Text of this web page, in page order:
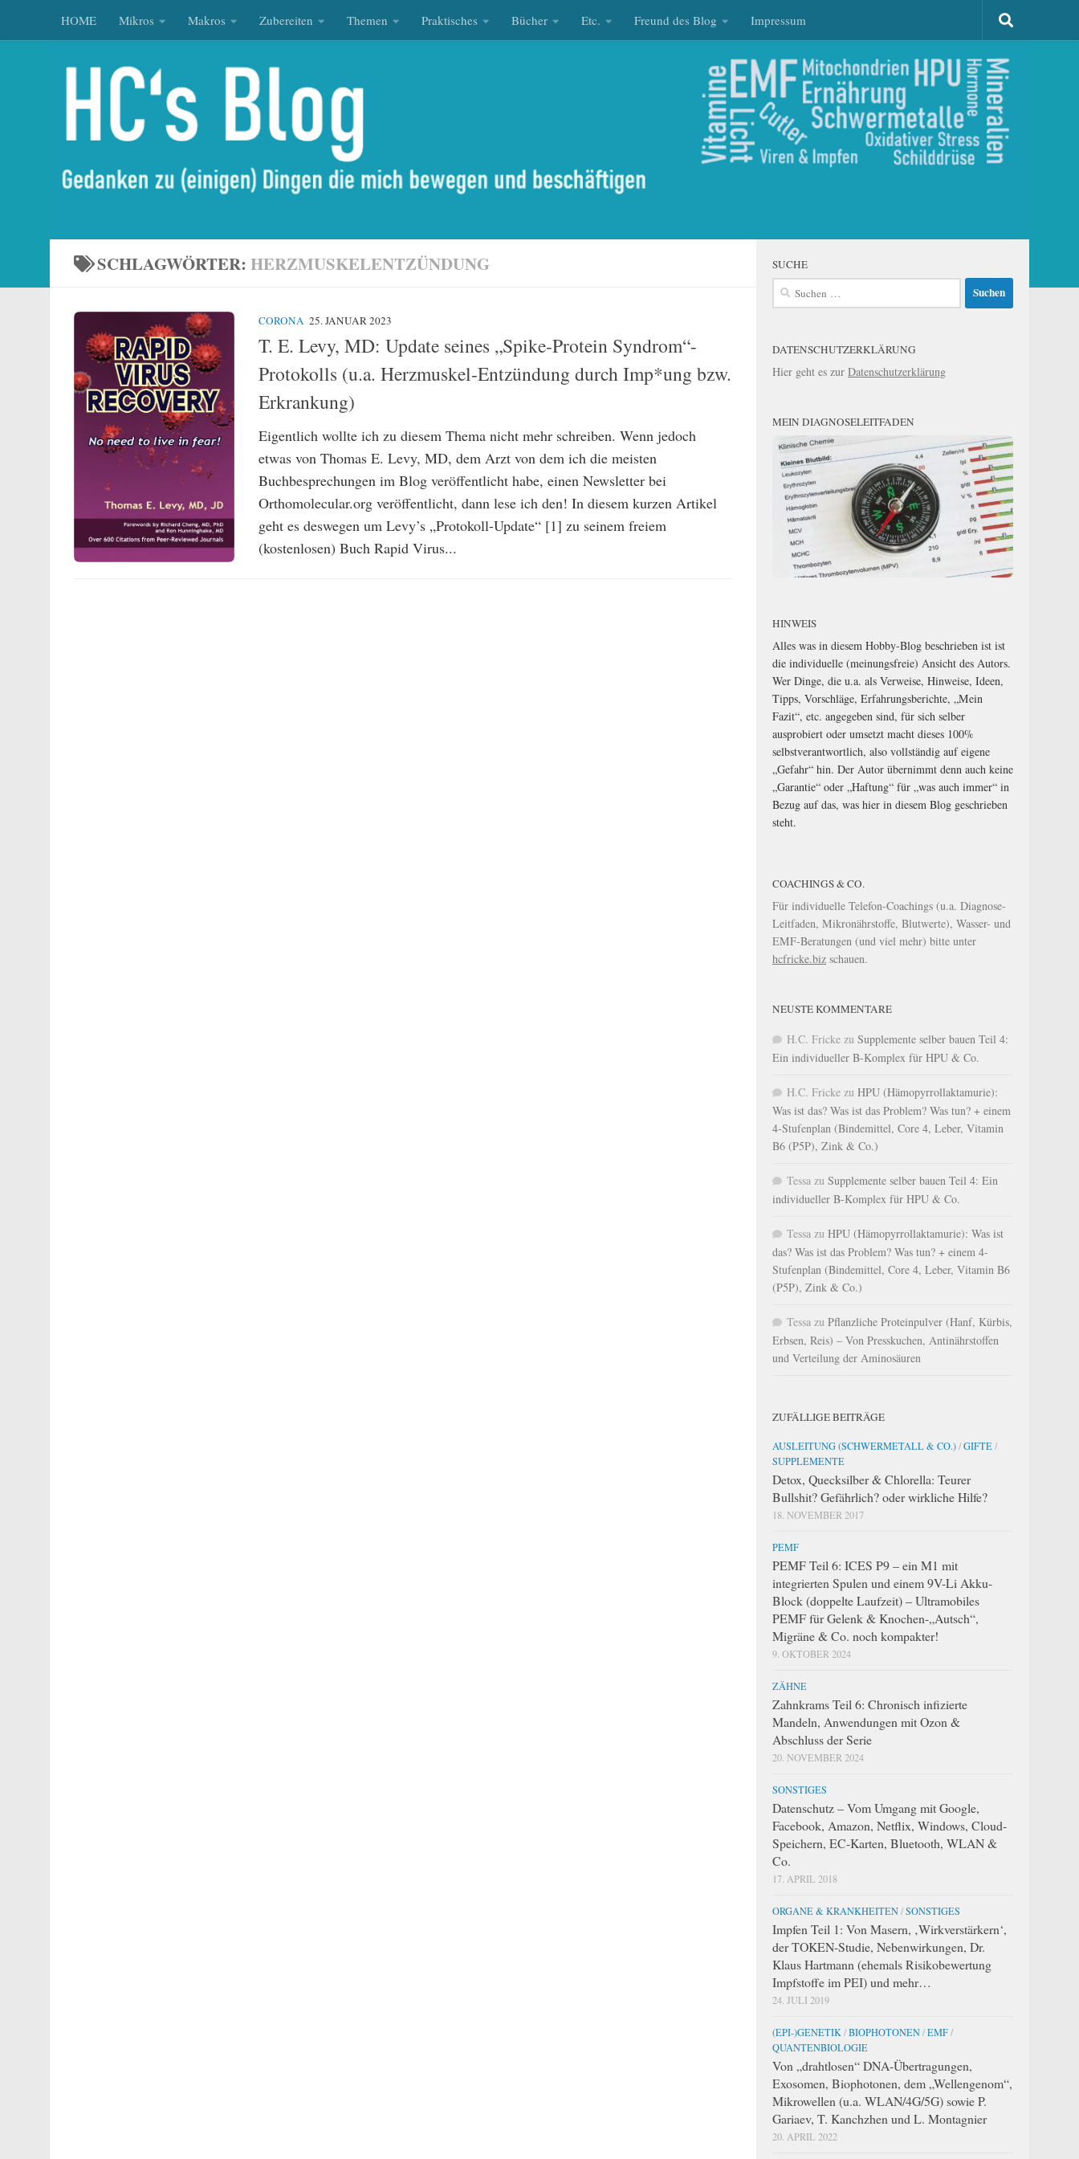
Zum Inhalt springen
HOME Mikros Makros Zubereiten Themen Praktisches Bücher Etc. Freund des Blog Impressum
SCHLAGWÖRTER: HERZMUSKELENTZÜNDUNG
CORONA 25. JANUAR 2023
T. E. Levy, MD: Update seines „Spike-Protein Syndrom“-
Protokolls (u.a. Herzmuskel-Entzündung durch Imp*ung bzw.
Erkrankung)
Eigentlich wollte ich zu diesem Thema nicht mehr schreiben. Wenn jedoch
etwas von Thomas E. Levy, MD, dem Arzt von dem ich die meisten
Buchbesprechungen im Blog veröffentlicht habe, einen Newsletter bei
Orthomolecular.org veröffentlicht, dann lese ich den! In diesem kurzen Artikel
geht es deswegen um Levy’s „Protokoll-Update“ [1] zu seinem freiem
(kostenlosen) Buch Rapid Virus...
SUCHE
Suchen
DATENSCHUTZERKLÄRUNG
Hier geht es zur Datenschutzerklärung
MEIN DIAGNOSELEITFADEN
HINWEIS
Alles was in diesem Hobby-Blog beschrieben ist ist
die individuelle (meinungsfreie) Ansicht des Autors.
Wer Dinge, die u.a. als Verweise, Hinweise, Ideen,
Tipps, Vorschläge, Erfahrungsberichte, „Mein
Fazit“, etc. angegeben sind, für sich selber
ausprobiert oder umsetzt macht dieses 100%
selbstverantwortlich, also vollständig auf eigene
„Gefahr“ hin. Der Autor übernimmt denn auch keine
„Garantie“ oder „Haftung“ für „was auch immer“ in
Bezug auf das, was hier in diesem Blog geschrieben
steht.
COACHINGS & CO.
Für individuelle Telefon-Coachings (u.a. Diagnose-
Leitfaden, Mikronährstoffe, Blutwerte), Wasser- und
EMF-Beratungen (und viel mehr) bitte unter
hcfricke.biz schauen.
NEUSTE KOMMENTARE
H.C. Fricke zu Supplemente selber bauen Teil 4:
Ein individueller B-Komplex für HPU & Co.
H.C. Fricke zu HPU (Hämopyrrollaktamurie):
Was ist das? Was ist das Problem? Was tun? + einem
4-Stufenplan (Bindemittel, Core 4, Leber, Vitamin
B6 (P5P), Zink & Co.)
Tessa zu Supplemente selber bauen Teil 4: Ein
individueller B-Komplex für HPU & Co.
Tessa zu HPU (Hämopyrrollaktamurie): Was ist
das? Was ist das Problem? Was tun? + einem 4-
Stufenplan (Bindemittel, Core 4, Leber, Vitamin B6
(P5P), Zink & Co.)
Tessa zu Pflanzliche Proteinpulver (Hanf, Kürbis,
Erbsen, Reis) – Von Presskuchen, Antinährstoffen
und Verteilung der Aminosäuren
ZUFÄLLIGE BEITRÄGE
AUSLEITUNG (SCHWERMETALL & CO.)/GIFTE/
SUPPLEMENTE
Detox, Quecksilber & Chlorella: Teurer
Bullshit? Gefährlich? oder wirkliche Hilfe?
18. NOVEMBER 2017
PEMF
PEMF Teil 6: ICES P9 – ein M1 mit
integrierten Spulen und einem 9V-Li Akku-
Block (doppelte Laufzeit) – Ultramobiles
PEMF für Gelenk & Knochen-„Autsch“,
Migräne & Co. noch kompakter!
9. OKTOBER 2024
ZÄHNE
Zahnkrams Teil 6: Chronisch infizierte
Mandeln, Anwendungen mit Ozon &
Abschluss der Serie
20. NOVEMBER 2024
SONSTIGES
Datenschutz – Vom Umgang mit Google,
Facebook, Amazon, Netflix, Windows, Cloud-
Speichern, EC-Karten, Bluetooth, WLAN &
Co.
17. APRIL 2018
ORGANE & KRANKHEITEN/SONSTIGES
Impfen Teil 1: Von Masern, ‚Wirkverstärkern‘,
der TOKEN-Studie, Nebenwirkungen, Dr.
Klaus Hartmann (ehemals Risikobewertung
Impfstoffe im PEI) und mehr…
24. JULI 2019
(EPI-)GENETIK /BIOPHOTONEN/EMF/
QUANTENBIOLOGIE
Von „drahtlosen“ DNA-Übertragungen,
Exosomen, Biophotonen, dem „Wellengenom“,
Mikrowellen (u.a. WLAN/4G/5G) sowie P.
Gariaev, T. Kanchzhen und L. Montagnier
20. APRIL 2022